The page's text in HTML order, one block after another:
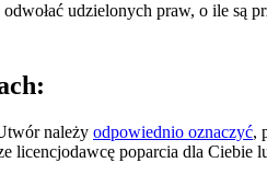
udzielonych praw, o ile są
należy odpowiednio oznaczyć,
licencjodawcę poparcia dla Ciebie